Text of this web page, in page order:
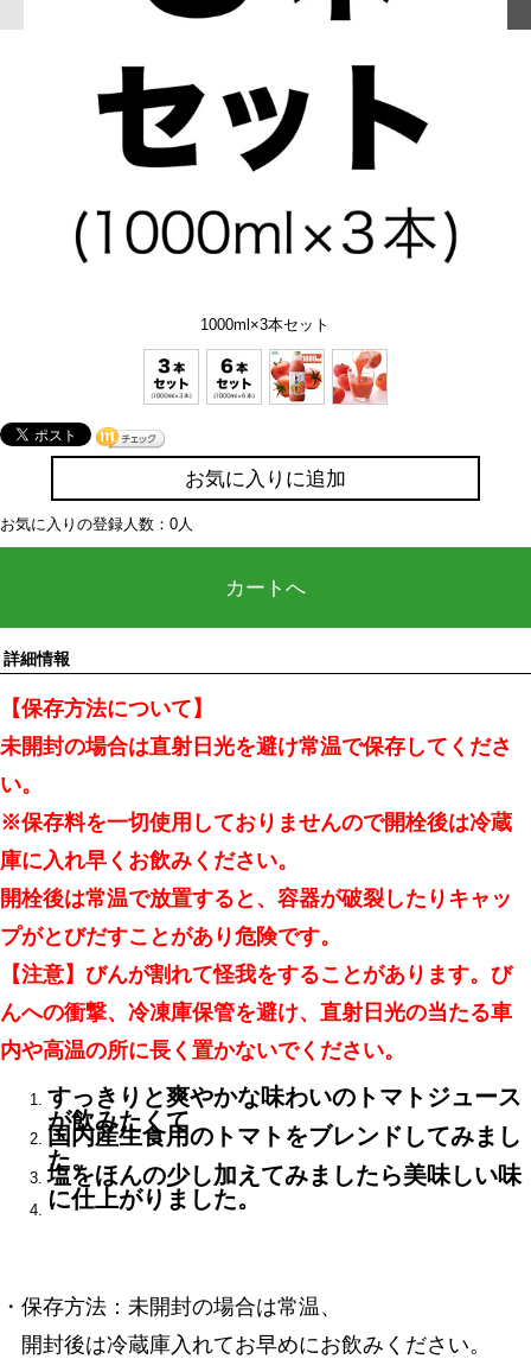
1000ml×3本セット
お気に入りに追加
お気に入りの登録人数：0人
カートへ
詳細情報
【保存方法について】
未開封の場合は直射日光を避け常温で保存してくださ
い。
※保存料を一切使用しておりませんので開栓後は冷蔵
庫に入れ早くお飲みください。
開栓後は常温で放置すると、容器が破裂したりキャッ
プがとびだすことがあり危険です。
【注意】びんが割れて怪我をすることがあります。び
んへの衝撃、冷凍庫保管を避け、直射日光の当たる車
内や高温の所に長く置かないでください。
すっきりと爽やかな味わいのトマトジュース
が飲みたくて
国内産生食用のトマトをブレンドしてみまし
た。
塩をほんの少し加えてみましたら美味しい味
に仕上がりました。
・保存方法：未開封の場合は常温、
開封後は冷蔵庫入れてお早めにお飲みください。